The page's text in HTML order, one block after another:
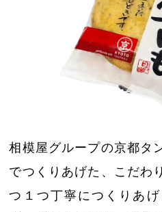
相模屋グループの京都タ
でつくりあげた、こだわ
つ１つ丁寧につくりあ